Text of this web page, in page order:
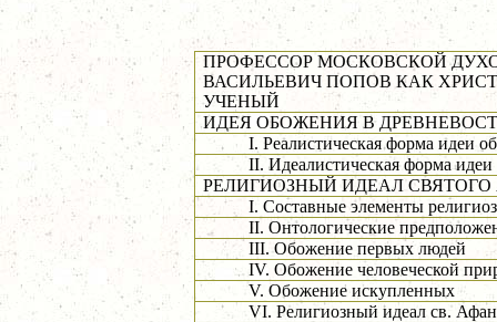
ПРОФЕССОР МОСКОВСКОЙ
ВАСИЛЬЕВИЧ ПОПОВ КАК
УЧЕНЫЙ
ИДЕЯ ОБОЖЕНИЯ В
I. Реалистическая форма идеи
II. Идеалистическая форма
РЕЛИГИОЗНЫЙ ИДЕАЛ
I. Составные элементы
II. Онтологические
III. Обожение первых людей
IV. Обожение человеческой
V. Обожение искупленных
VI. Религиозный идеал св.